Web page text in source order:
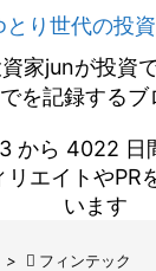
とり世代の投
家junが投資
を記録するブ
から 4022 日
エイトやPR
います
>  フィンテック